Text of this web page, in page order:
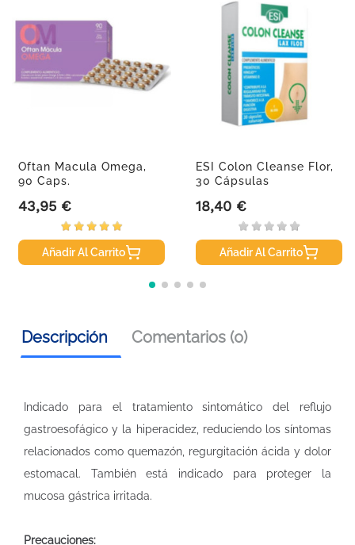
Oftan Macula Omega,
90 Caps.
Precio
43,95 €
Añadir Al Carrito
ESI Colon Cleanse Flor,
30 Cápsulas
Precio
18,40 €
Añadir Al Carrito
Descripción Comentarios (0)
Indicado para el tratamiento sintomático del reflujo
gastroesofágico y la hiperacidez, reduciendo los síntomas
relacionados como quemazón, regurgitación ácida y dolor
estomacal. También está indicado para proteger la
mucosa gástrica irritada.
Precauciones: